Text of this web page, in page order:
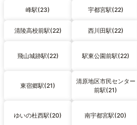
峰駅(23) 宇都宮駅(22)
清陵高校前駅(22) 西川田駅(22)
飛山城跡駅(22) 駅東公園前駅(22)
東宿郷駅(21)
清原地区市民センター
前駅(21)
ゆいの杜西駅(20) 南宇都宮駅(20)